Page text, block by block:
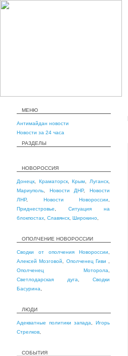
МЕНЮ
Антимайдан новости
Новости за 24 часа
РАЗДЕЛЫ
НОВОРОССИЯ
Донецк Краматорск,Крым Луганск
Мариуполь
Новости ДНР,Новости
ЛНР, Новости Новороссии
Приднестровье
Ситуация на
блокпостах Славянск Широкино
ОПОЛЧЕНИЕ НОВОРОССИИ
Сводки от ополчения Новороссии
Алексей Мозговой
Ополченец Гиви
Ополченец Моторола
Светлодарская дуга
Сводки
Басурина
ЛЮДИ
Адекватные политики запада ,Игорь
Стрелков
СОБЫТИЯ